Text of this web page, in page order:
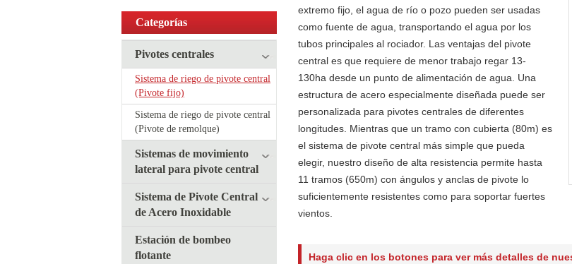
extremo fijo, el agua de río o pozo pueden ser usadas
como fuente de agua, transportando el agua por los
tubos principales al rociador. Las ventajas del pivote
central es que requiere de menor trabajo regar 13-
130ha desde un punto de alimentación de agua. Una
estructura de acero especialmente diseñada puede ser
personalizada para pivotes centrales de diferentes
longitudes. Mientras que un tramo con cubierta (80m) es
el sistema de pivote central más simple que pueda
elegir, nuestro diseño de alta resistencia permite hasta
11 tramos (650m) con ángulos y anclas de pivote lo
suficientemente resistentes como para soportar fuertes
vientos.
Haga clic en los botones para ver más detalles de
Categorías
Pivotes centrales
Sistema de riego de pivote central
(Pivote fijo)
Sistema de riego de pivote central
(Pivote de remolque)
Sistemas de movimiento
lateral para pivote central
Sistema de Pivote Central
de Acero Inoxidable
Estación de bombeo
flotante